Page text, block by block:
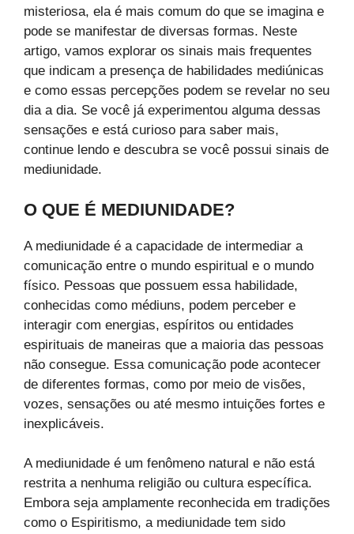
misteriosa, ela é mais comum do que se imagina e
pode se manifestar de diversas formas. Neste
artigo, vamos explorar os sinais mais frequentes
que indicam a presença de habilidades mediúnicas
e como essas percepções podem se revelar no seu
dia a dia. Se você já experimentou alguma dessas
sensações e está curioso para saber mais,
continue lendo e descubra se você possui sinais de
mediunidade.
O QUE É MEDIUNIDADE?
A mediunidade é a capacidade de intermediar a
comunicação entre o mundo espiritual e o mundo
físico. Pessoas que possuem essa habilidade,
conhecidas como médiuns, podem perceber e
interagir com energias, espíritos ou entidades
espirituais de maneiras que a maioria das pessoas
não consegue. Essa comunicação pode acontecer
de diferentes formas, como por meio de visões,
vozes, sensações ou até mesmo intuições fortes e
inexplicáveis.
A mediunidade é um fenômeno natural e não está
restrita a nenhuma religião ou cultura específica.
Embora seja amplamente reconhecida em tradições
como o Espiritismo, a mediunidade tem sido